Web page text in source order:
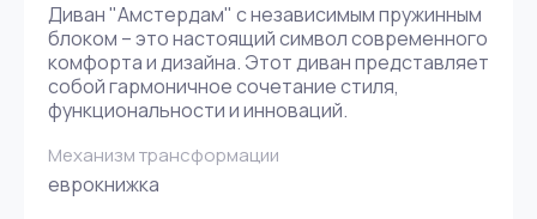
Диван "Амстердам" с независимым пружинным
блоком – это настоящий символ современного
комфорта и дизайна. Этот диван представляет
собой гармоничное сочетание стиля,
функциональности и инноваций.
Механизм трансформации
еврокнижка